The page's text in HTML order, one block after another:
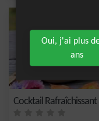
Cocktail
Oui, j'ai plus
ans